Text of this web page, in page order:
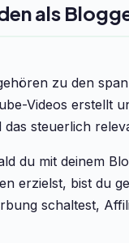
als
zu den
Videos erstellt
steuerlich
du mit deinem
erzielst, bist du
schaltest,